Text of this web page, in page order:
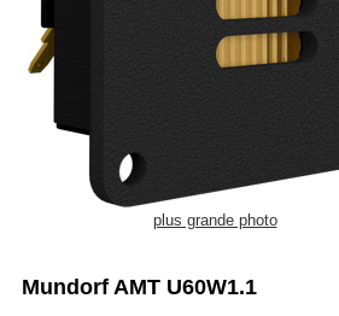
plus grande photo
Mundorf AMT U60W1.1